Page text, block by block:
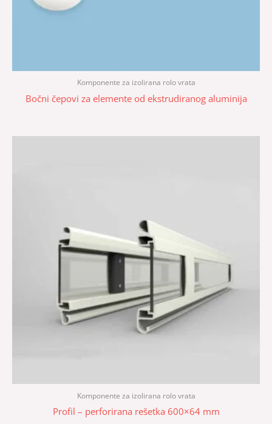
Komponente za izolirana rolo vrata
Bočni čepovi za elemente od ekstrudiranog aluminija
Komponente za izolirana rolo vrata
Profil – perforirana rešetka 600×64 mm